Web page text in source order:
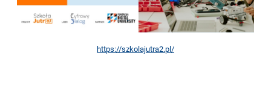
https://szkolajutra2.pl/